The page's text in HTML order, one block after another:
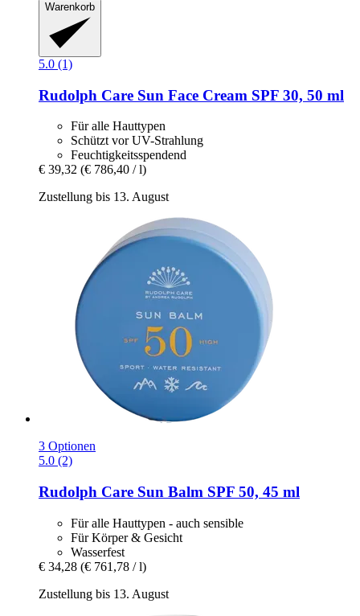
Warenkorb
5.0 (1)
Rudolph Care Sun Face Cream SPF 30, 50 ml
Für alle Hauttypen
Schützt vor UV-Strahlung
Feuchtigkeitsspendend
€ 39,32 (€ 786,40 / l)
Zustellung bis 13. August
3 Optionen
5.0 (2)
Rudolph Care Sun Balm SPF 50, 45 ml
Für alle Hauttypen - auch sensible
Für Körper & Gesicht
Wasserfest
€ 34,28 (€ 761,78 / l)
Zustellung bis 13. August